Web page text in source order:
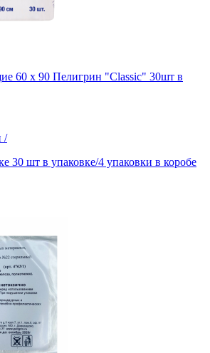
60 х 90 Пелигрин "Classic" 30шт в
/
30 шт в упаковке/4 упаковки в коробе